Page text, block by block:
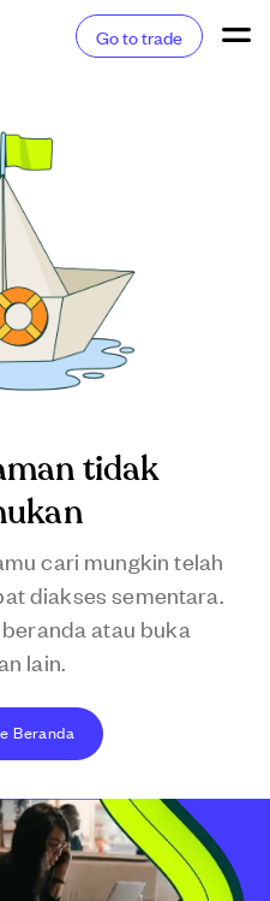
Go to trade
tidak
cari mungkin telah
diakses sementara.
atau buka
lain.
Beranda